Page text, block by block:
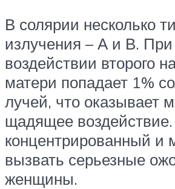
В солярии несколько
излучения – А и В. При
воздействии второго
матери попадает 1%
лучей, что оказывает
щадящее
концентрированный и
вызвать серьезные
женщины.